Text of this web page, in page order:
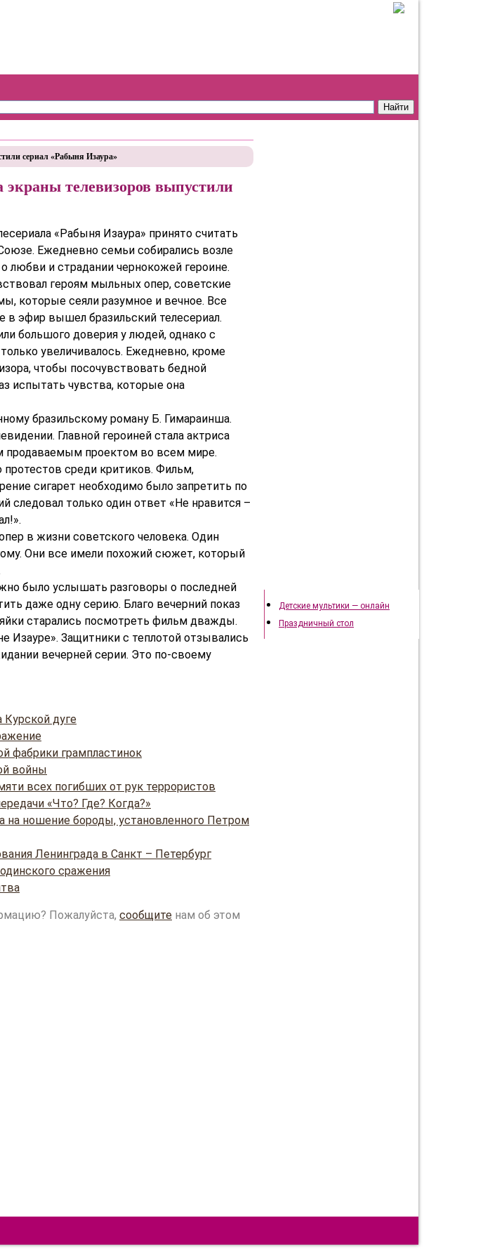
сериал «Рабыня Изаура»
экраны телевизоров выпустили
«Рабыня Изаура» принято считать
Ежедневно семьи собирались возле
любви и страдании чернокожей героине.
героям мыльных опер, советские
которые сеяли разумное и вечное. Все
эфир вышел бразильский телесериал.
большого доверия у людей, однако с
увеличивалось. Ежедневно, кроме
чтобы посочувствовать бедной
испытать чувства, которые она
бразильскому роману Б. Гимараинша.
Главной героиней стала актриса
продаваемым проектом во всем мире.
среди критиков. Фильм,
сигарет необходимо было запретить по
следовал только один ответ «Не нравится –
в жизни советского человека. Один
Они все имели похожий сюжет, который
было услышать разговоры о последней
даже одну серию. Благо вечерний показ
старались посмотреть фильм дважды.
Изауре». Защитники с теплотой отзывались
вечерней серии. Это по-своему
Курской дуге
фабрики грампластинок
войны
всех погибших от рук террористов
«Что? Где? Когда?»
на ношение бороды, установленного Петром
Ленинграда в Санкт – Петербург
сражения
Пожалуйста, сообщите нам об этом
Детские мультики — онлайн
Праздничный стол